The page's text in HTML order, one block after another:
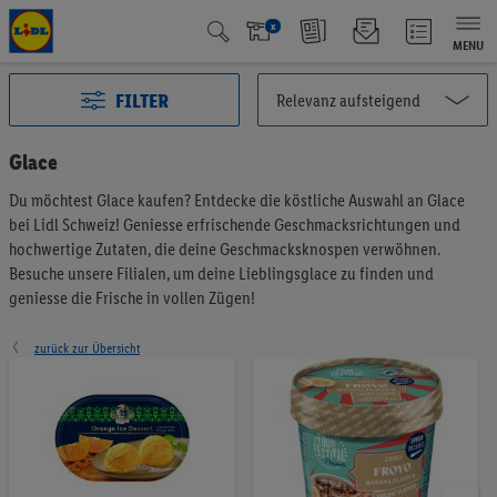
x
MENU
Glace
Du möchtest Glace kaufen? Entdecke die köstliche Auswahl an Glace
bei Lidl Schweiz! Geniesse erfrischende Geschmacksrichtungen und
hochwertige Zutaten, die deine Geschmacksknospen verwöhnen.
Besuche unsere Filialen, um deine Lieblingsglace zu finden und
geniesse die Frische in vollen Zügen!
zurück zur Übersicht
FILTER
Alle Kategorien 2993
Aktuelle Aktionen 127
Qualité Suisse 438
Fairtrade 40
Vegan & Vegetarisch
Brot & Backwaren 191
Müesli & Brotaufstrich
Kaffee & Tee
75
Milchprodukte & Eier